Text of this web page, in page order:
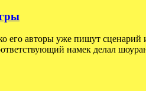
авторы уже пишут сценарий
намек делал